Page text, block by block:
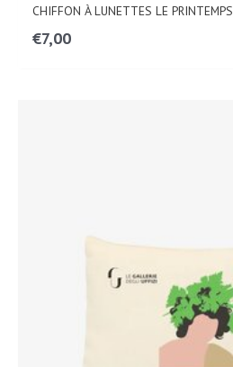
CHIFFON À LUNETTES LE PRINTEMPS
€7,00